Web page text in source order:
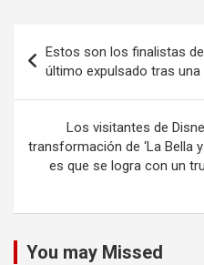
de
entradas
Estos son los finalistas de
último expulsado tras
Los visitantes de
transformación de ‘La Bella
es que se logra con un
You may Missed